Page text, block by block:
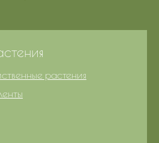
растения